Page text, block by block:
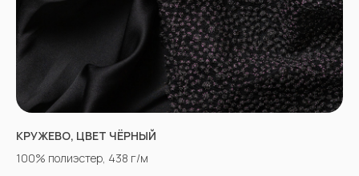
КРУЖЕВО, ЦВЕТ ЧЁРНЫЙ
100% полиэстер, 438 г/м